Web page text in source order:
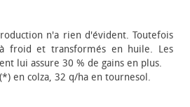
n'a rien d'évident. Toutefois
froid et transformés en huile. Les
lui assure 30 % de gains en plus.
en colza, 32 q/ha en tournesol.